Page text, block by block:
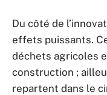
Du côté de
effets puissants.
déchets agricoles
construction ;
repartent dans le